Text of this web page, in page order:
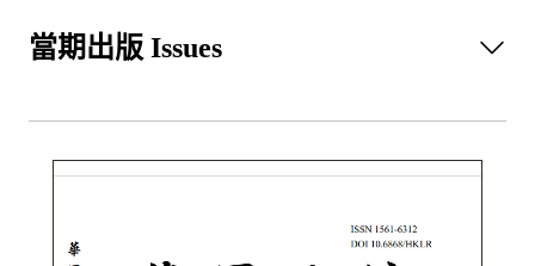
當期出版 Issues
當期出版
歷屆出版